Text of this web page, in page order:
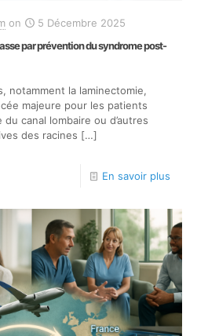
on
5 Décembre 2025
par prévention du syndrome post-
notamment la laminectomie,
majeure pour les patients
canal lombaire ou d’autres
des racines […]
En savoir plus